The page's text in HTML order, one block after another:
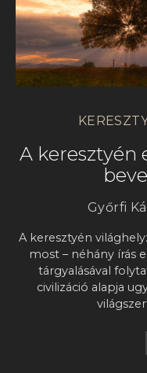
A keresztyén
Győrfi
A keresztyén
most – néhány írás
tárgyalásával
civilizáció alapja